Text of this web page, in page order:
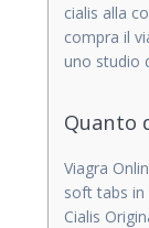
cialis alla
compra il
uno studio
Quanto
Viagra
soft tabs in
Cialis